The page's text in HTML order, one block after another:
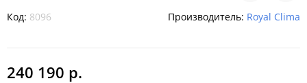
Код: 8096 Производитель: Royal Clima
240 190 р.